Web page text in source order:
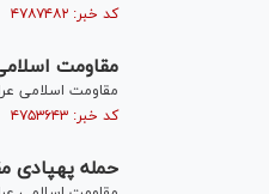
کد خبر: ۴۷۸۷۴۸۲ تاریخ انتشار : ۱۴۰۳/۰۵/۲۱
مقاومت
مقاومت اسلامی
کد خبر: ۴۷۵۳۶۴۳ تاریخ انتشار : ۱۴۰۲/۱۰/۱۸
حمله پهپادی